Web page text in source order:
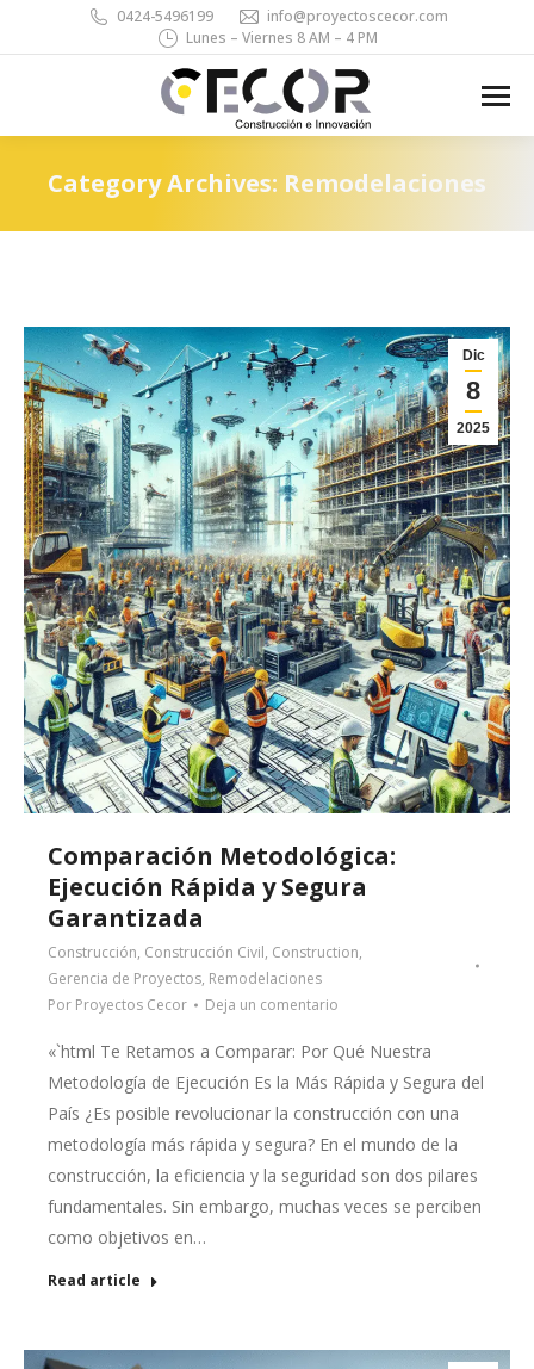
0424-5496199
info@proyectoscecor.com
Lunes – Viernes 8 AM – 4 PM
Category Archives: Remodelaciones
Dic
8
2025
Comparación Metodológica:
Ejecución Rápida y Segura
Garantizada
Construcción, Construcción Civil, Construction,
Gerencia de Proyectos, Remodelaciones
Por Proyectos Cecor Deja un comentario
«`html Te Retamos a Comparar: Por Qué Nuestra
Metodología de Ejecución Es la Más Rápida y Segura del
País ¿Es posible revolucionar la construcción con una
metodología más rápida y segura? En el mundo de la
construcción, la eficiencia y la seguridad son dos pilares
fundamentales. Sin embargo, muchas veces se perciben
como objetivos en…
Read article